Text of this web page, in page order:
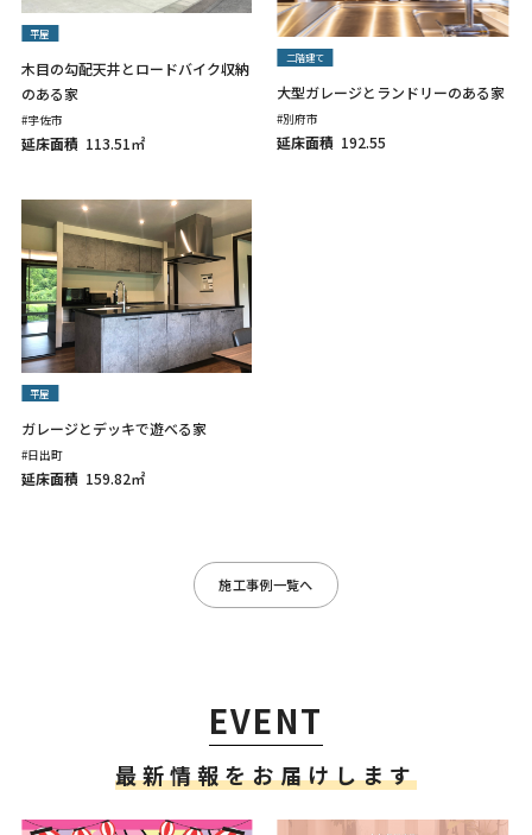
平屋
木目の勾配天井とロードバイク収納
のある家
#宇佐市
延床面積 113.51㎡
二階建て
大型ガレージとランドリーのある家
#別府市
延床面積 192.55
平屋
ガレージとデッキで遊べる家
#日出町
延床面積 159.82㎡
施工事例一覧へ
EVENT
最新情報をお届けします